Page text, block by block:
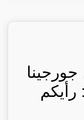
جورجينا
رأيكم